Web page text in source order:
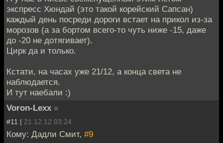
экспресс Хюндай (это такой корейский Сапсан)
каждый день посреди дороги встает на прикол из-за
морозов (а за бортом всего-то чуть ниже -15, даже
до -20 не дотягивает).
Цирк да и только.
Кстати, на часах уже 21/12, а конца света не
наблюдается.
И тут наебали :)
Voron-Lexx »
#11 | 21.12.12 03:24
Кому: Дадли Смит, #9